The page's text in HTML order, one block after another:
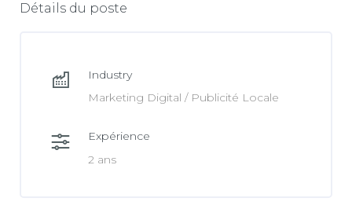
Détails du poste
Industry
Marketing Digital / Publicité Locale
Expérience
2 ans